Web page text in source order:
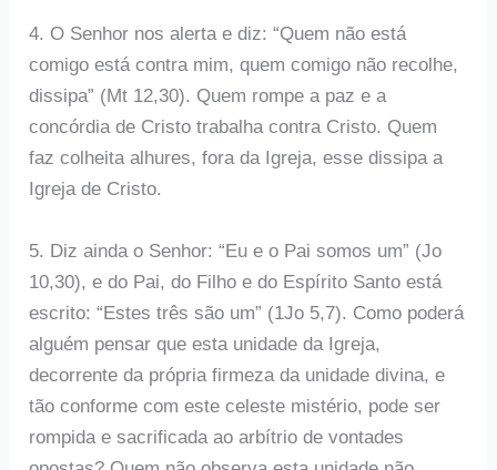
4. O Senhor nos alerta e diz: “Quem não está
comigo está contra mim, quem comigo não recolhe,
dissipa” (Mt 12,30). Quem rompe a paz e a
concórdia de Cristo trabalha contra Cristo. Quem
faz colheita alhures, fora da Igreja, esse dissipa a
Igreja de Cristo.
5. Diz ainda o Senhor: “Eu e o Pai somos um” (Jo
10,30), e do Pai, do Filho e do Espírito Santo está
escrito: “Estes três são um” (1Jo 5,7). Como poderá
alguém pensar que esta unidade da Igreja,
decorrente da própria firmeza da unidade divina, e
tão conforme com este celeste mistério, pode ser
rompida e sacrificada ao arbítrio de vontades